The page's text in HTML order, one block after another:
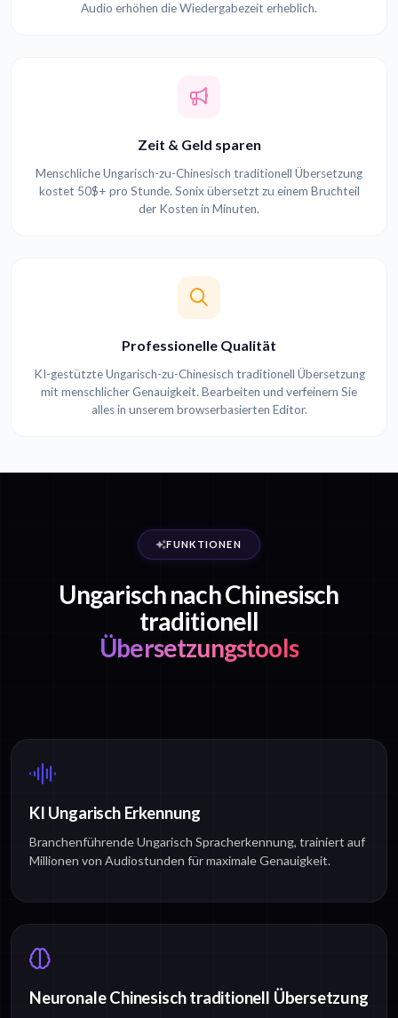
Audio erhöhen die Wiedergabezeit erheblich.
Zeit & Geld sparen
Menschliche Ungarisch-zu-Chinesisch traditionell Übersetzung
kostet 50$+ pro Stunde. Sonix übersetzt zu einem Bruchteil
der Kosten in Minuten.
Professionelle Qualität
KI-gestützte Ungarisch-zu-Chinesisch traditionell Übersetzung
mit menschlicher Genauigkeit. Bearbeiten und verfeinern Sie
alles in unserem browserbasierten Editor.
FUNKTIONEN
Ungarisch nach Chinesisch
traditionell
Übersetzungstools
KI Ungarisch Erkennung
Branchenführende Ungarisch Spracherkennung, trainiert auf
Millionen von Audiostunden für maximale Genauigkeit.
Neuronale Chinesisch traditionell Übersetzung